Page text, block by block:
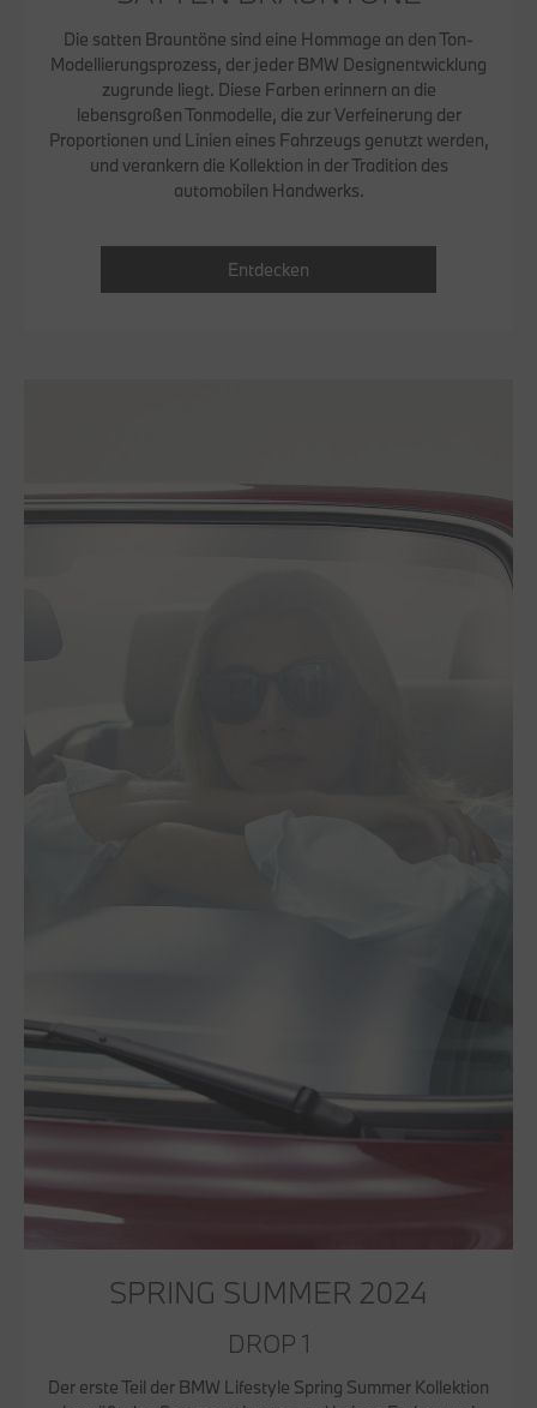
Die satten Brauntöne sind eine Hommage an den Ton-
Modellierungsprozess, der jeder BMW Designentwicklung
zugrunde liegt. Diese Farben erinnern an die
lebensgroßen Tonmodelle, die zur Verfeinerung der
Proportionen und Linien eines Fahrzeugs genutzt werden,
und verankern die Kollektion in der Tradition des
automobilen Handwerks.
Entdecken
SPRING SUMMER 2024
DROP 1
Der erste Teil der BMW Lifestyle Spring Summer Kollektion